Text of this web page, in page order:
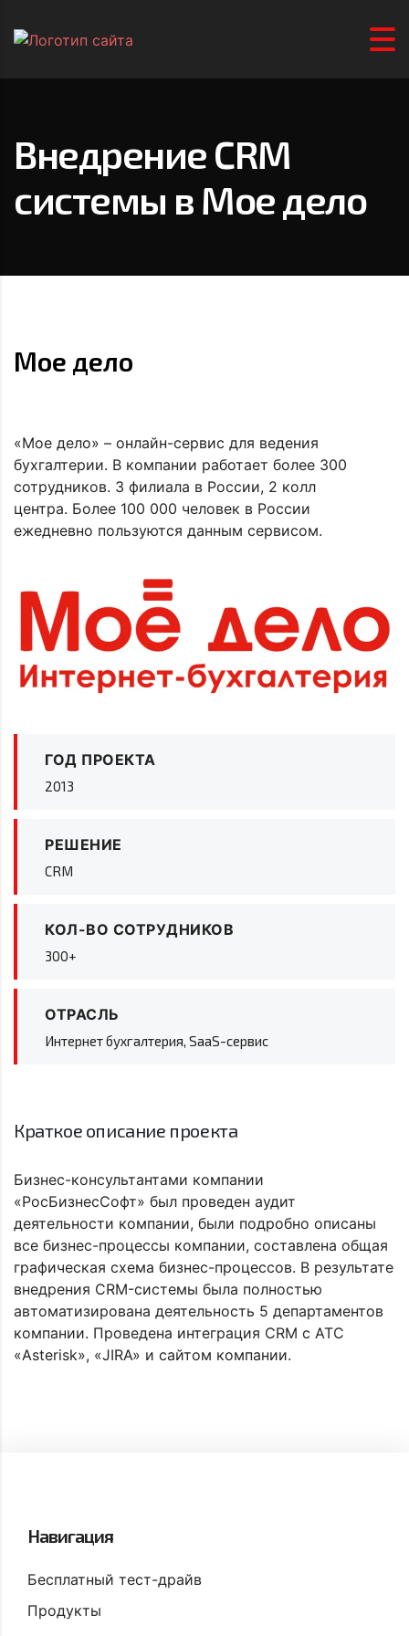
Внедрение CRM
системы в Мое дело
Мое дело
«Мое дело» – онлайн-сервис для ведения
бухгалтерии. В компании работает более 300
сотрудников. 3 филиала в России, 2 колл
центра. Более 100 000 человек в России
ежедневно пользуются данным сервисом.
ГОД ПРОЕКТА
2013
РЕШЕНИЕ
CRM
КОЛ-ВО СОТРУДНИКОВ
300+
ОТРАСЛЬ
Интернет бухгалтерия, SaaS-сервис
Краткое описание проекта
Бизнес-консультантами компании
«РосБизнесСофт» был проведен аудит
деятельности компании, были подробно описаны
все бизнес-процессы компании, составлена общая
графическая схема бизнес-процессов. В результате
внедрения CRM-системы была полностью
автоматизирована деятельность 5 департаментов
компании. Проведена интеграция CRM с АТС
«Asterisk», «JIRA» и сайтом компании.
Навигация
Бесплатный тест-драйв
Продукты